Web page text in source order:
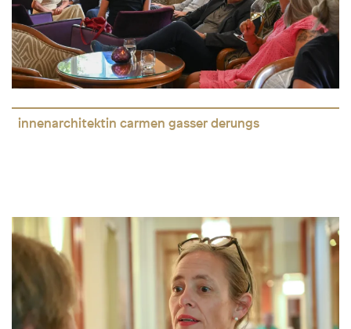
innenarchitektin carmen gasser derungs